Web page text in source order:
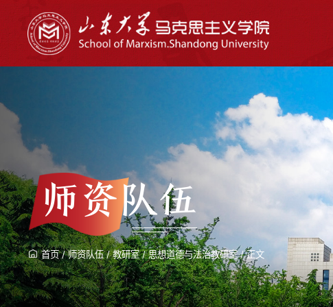
师资队伍
首页/师资队伍/教研室/思想道德与法治教研室/正文